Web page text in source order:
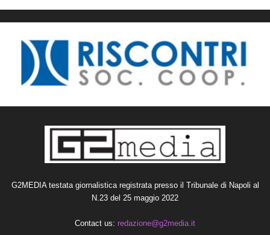
G2MEDIA testata giornalistica registrata presso il Tribunale di Napoli al
N.23 del 25 maggio 2022
Contact us: redazione@g2media.it